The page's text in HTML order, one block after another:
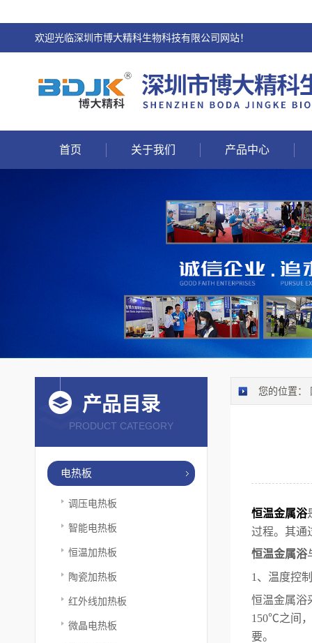
欢迎光临深圳市博大精科生物科技有限公司网站！
首页 关于我们 产品中心
产品目录
PRODUCT CATEGORY
电热板
调压电热板
智能电热板
恒温加热板
陶瓷加热板
红外线加热板
微晶电热板
您的位置：
恒温金属浴
过程。其通
恒温金属浴
1、温度控
恒温金属浴
150℃之间
要。